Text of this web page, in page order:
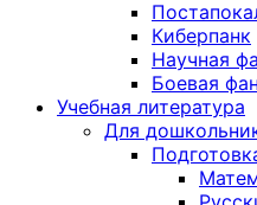
Киберпанк
Научная
Боевая
Учебная литература
Для